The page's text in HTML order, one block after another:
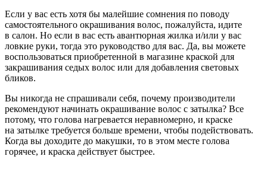
Если у вас есть хотя бы малейшие сомнения по поводу
самостоятельного окрашивания волос, пожалуйста, идите
в салон. Но если в вас есть авантюрная жилка и/или у вас
ловкие руки, тогда это руководство для вас. Да, вы можете
воспользоваться приобретенной в магазине краской для
закрашивания седых волос или для добавления световых
бликов.
Вы никогда не спрашивали себя, почему производители
рекомендуют начинать окрашивание волос с затылка? Все
потому, что голова нагревается неравномерно, и краске
на затылке требуется больше времени, чтобы подействовать.
Когда вы доходите до макушки, то в этом месте голова
горячее, и краска действует быстрее.